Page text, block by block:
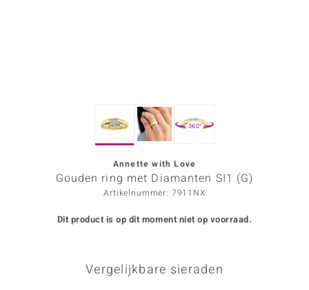
360°
Annette with Love
Gouden ring met Diamanten SI1 (G)
Artikelnummer: 7911NX
Dit product is op dit moment niet op voorraad.
Vergelijkbare sieraden